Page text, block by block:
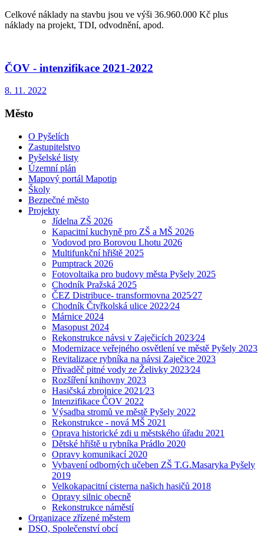
Celkové náklady na stavbu jsou ve výši 36.960.000 Kč plus
náklady na projekt, TDI, odvodnění, apod.
ČOV - intenzifikace 2021-2022
8. 11. 2022
Město
O Pyšelích
Zastupitelstvo
Pyšelské listy
Územní plán
Mapový portál Mapotip
Školy
Bezpečné město
Projekty
Jídelna ZŠ 2026
Kapacitní kuchyně pro ZŠ a MŠ 2026
Vodovod pro Borovou Lhotu 2026
Multifunkční hřiště 2025
Pumptrack 2026
Fotovoltaika pro budovy města Pyšely 2025
Chodník Pražská 2025
ČEZ Distribuce- transformovna 2025⁄27
Chodník Čtyřkolská ulice 2022⁄24
Márnice 2024
Masopust 2024
Rekonstrukce návsi v Zaječicích 2023⁄24
Modernizace veřejného osvětlení ve městě Pyšely 2023
Revitalizace rybníka na návsi Zaječice 2023
Přivaděč pitné vody ze Želivky 2023⁄24
Rozšíření knihovny 2023
Hasičská zbrojnice 2021⁄23
Intenzifikace ČOV 2022
Výsadba stromů ve městě Pyšely 2022
Rekonstrukce - nová MŠ 2021
Oprava historické zdi u městského úřadu 2021
Dětské hřiště u rybníka Prádlo 2020
Opravy komunikací 2020
Vybavení odborných učeben ZŠ T.G.Masaryka Pyšely
2019
Velkokapacitní cisterna našich hasičů 2018
Opravy silnic obecně
Rekonstrukce náměstí
Organizace zřízené městem
DSO, Společenství obcí